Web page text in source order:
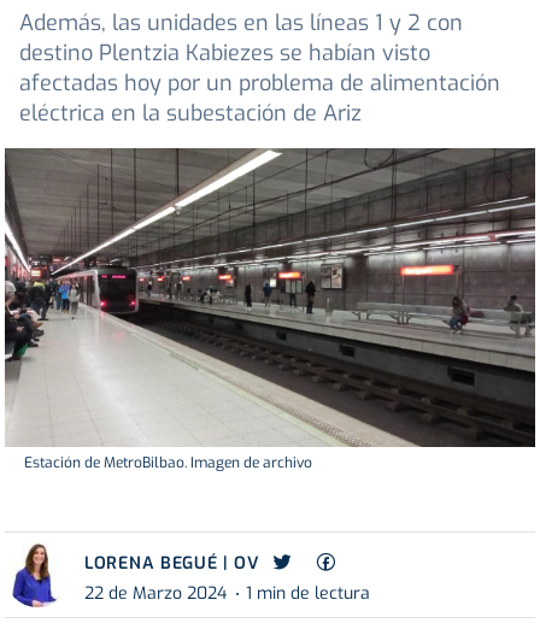
Además, las unidades en las líneas 1 y 2 con
destino Plentzia Kabiezes se habían visto
afectadas hoy por un problema de alimentación
eléctrica en la subestación de Ariz
Estación de MetroBilbao. Imagen de archivo
LORENA BEGUÉ | OV
22 de Marzo 2024
1 min de lectura